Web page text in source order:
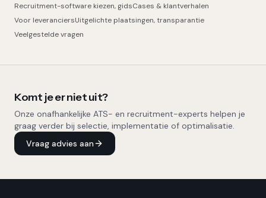
Recruitment-software kiezen, gidsCases & klantverhalen
Voor leveranciersUitgelichte plaatsingen, transparantie
Veelgestelde vragen
Komt je er niet uit?
Onze onafhankelijke ATS- en recruitment-experts helpen je
graag verder bij selectie, implementatie of optimalisatie.
Vraag advies aan